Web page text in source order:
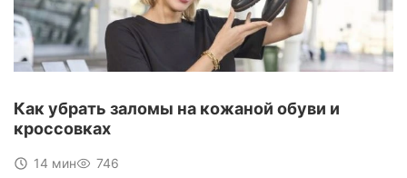
Как убрать заломы на кожаной обуви и
кроссовках
14 мин
746